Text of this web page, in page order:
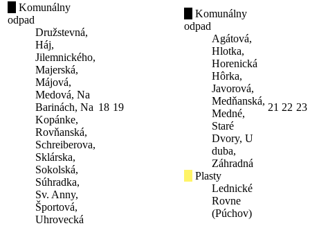
Komunálny
odpad
Družstevná,
Háj,
Jilemnického,
Majerská,
Májová,
Medová, Na
Barinách, Na
Kopánke,
Rovňanská,
Schreiberova,
Sklárska,
Sokolská,
Súhradka,
Sv. Anny,
Športová,
Uhrovecká
18 19
Komunálny
odpad
Agátová,
Hlotka,
Horenická
Hôrka,
Javorová,
Medňanská,
Medné,
Staré
Dvory, U
duba,
Záhradná
Plasty
Lednické
Rovne
(Púchov)
21 22 23